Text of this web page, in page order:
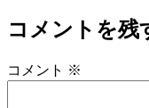
コメントを残
コメント ※